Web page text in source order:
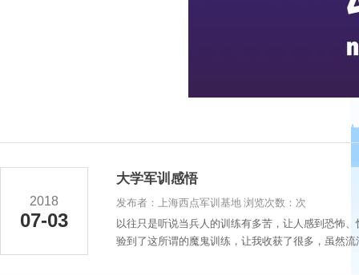
2018
07-03
大学军训感悟
发布者：上海西点军训基地 浏览次数：次
以往只是听说当兵人的训练有多苦，让人感到恐怖
验到了这所谓的魔鬼训练，让我收获了很多，虽然